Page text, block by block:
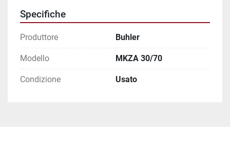
Specifiche
Produttore Buhler
Modello MKZA 30/70
Condizione Usato